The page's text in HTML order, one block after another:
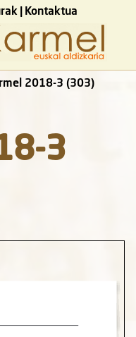
Kontaktua
2018-3 (303)
3